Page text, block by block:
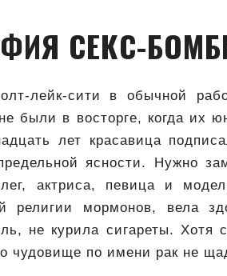
СЕКС-
лейк-сити в обычной
были в восторге, когда их
лет красавица
ясности. Нужно
актриса, певица и
религии мормонов, вела
не курила сигареты. Хотя
чудовище по имени рак не